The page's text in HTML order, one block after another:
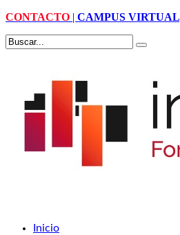
CONTACTO | CAMPUS VIRTUAL
Inicio